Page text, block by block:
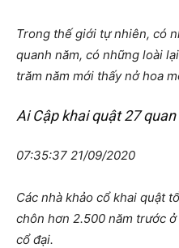
Trong thế giới tự nhiên, có
quanh năm, có những loài
trăm năm mới thấy nở hoa
Ai Cập khai quật 27
07:35:37 21/09/2020
Các nhà khảo cổ khai quật
chôn hơn 2.500 năm trước
cổ đại.